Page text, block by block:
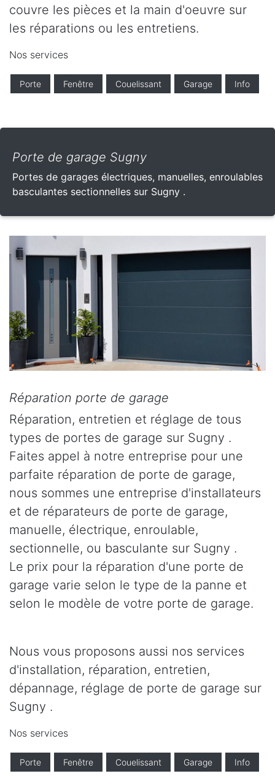
couvre les pièces et la main d'oeuvre sur
les réparations ou les entretiens.
Nos services
Porte Fenêtre Couelissant Garage Info
Porte de garage Sugny
Portes de garages électriques, manuelles, enroulables
basculantes sectionnelles sur Sugny .
Réparation porte de garage
Réparation, entretien et réglage de tous
types de portes de garage sur Sugny .
Faites appel à notre entreprise pour une
parfaite réparation de porte de garage,
nous sommes une entreprise d'installateurs
et de réparateurs de porte de garage,
manuelle, électrique, enroulable,
sectionnelle, ou basculante sur Sugny .
Le prix pour la réparation d'une porte de
garage varie selon le type de la panne et
selon le modèle de votre porte de garage.
Nous vous proposons aussi nos services
d'installation, réparation, entretien,
dépannage, réglage de porte de garage sur
Sugny .
Nos services
Porte Fenêtre Couelissant Garage Info